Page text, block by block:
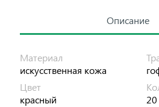
Описание
Материал
искусственная кожа
Цвет
красный
20